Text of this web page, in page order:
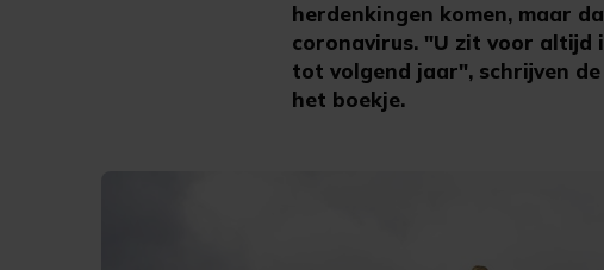
herdenkingen komen, maar
coronavirus. "U zit voor altijd
tot volgend jaar", schrijven de
het boekje.